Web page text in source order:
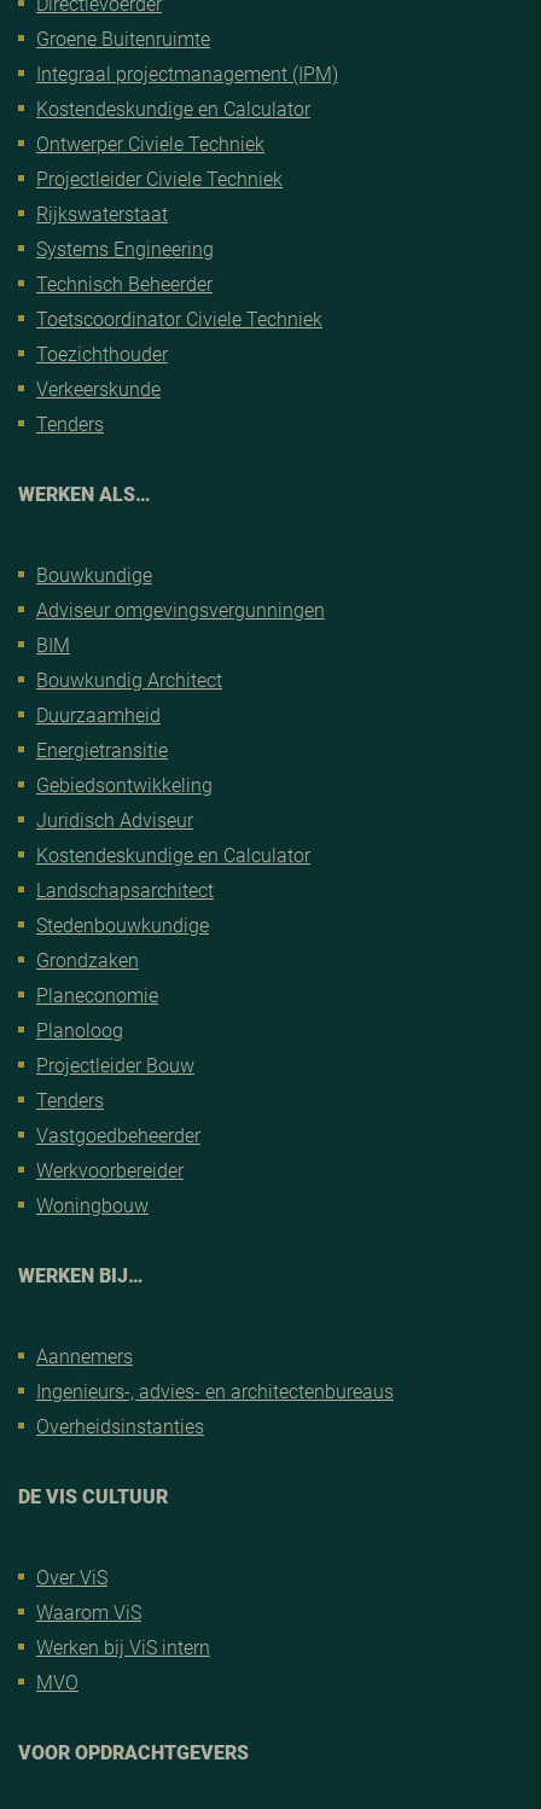
Groene Buitenruimte
Integraal projectmanagement (IPM)
Kostendeskundige en Calculator
Ontwerper Civiele Techniek
Projectleider Civiele Techniek
Rijkswaterstaat
Systems Engineering
Technisch Beheerder
Toetscoordinator Civiele Techniek
Toezichthouder
Verkeerskunde
Tenders
WERKEN ALS…
Bouwkundige
Adviseur omgevingsvergunningen
BIM
Bouwkundig Architect
Duurzaamheid
Energietransitie
Gebiedsontwikkeling
Juridisch Adviseur
Kostendeskundige en Calculator
Landschapsarchitect
Stedenbouwkundige
Grondzaken
Planeconomie
Planoloog
Projectleider Bouw
Tenders
Vastgoedbeheerder
Werkvoorbereider
Woningbouw
WERKEN BIJ…
Aannemers
Ingenieurs-, advies- en architectenbureaus
Overheidsinstanties
DE VIS CULTUUR
Over ViS
Waarom ViS
Werken bij ViS intern
MVO
VOOR OPDRACHTGEVERS